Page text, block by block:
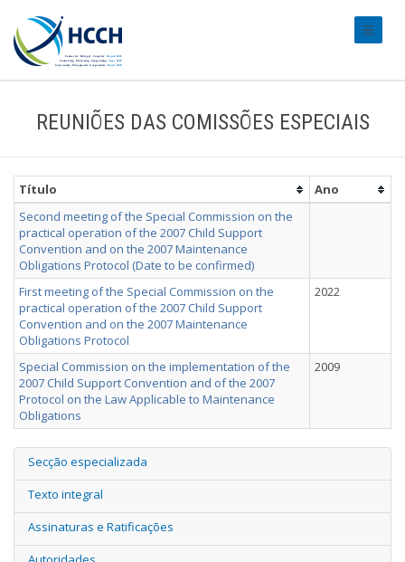
REUNIÕES DAS COMISSÕES ESPECIAIS
Título
Ano
Second meeting of the Special Commission on the
practical operation of the 2007 Child Support
Convention and on the 2007 Maintenance
Obligations Protocol (Date to be confirmed)
First meeting of the Special Commission on the
practical operation of the 2007 Child Support
Convention and on the 2007 Maintenance
Obligations Protocol
2022
Special Commission on the implementation of the
2007 Child Support Convention and of the 2007
Protocol on the Law Applicable to Maintenance
Obligations
2009
Secção especializada
Texto integral
Assinaturas e Ratificações